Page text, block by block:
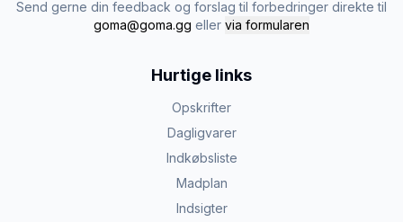
Send gerne din feedback og forslag til forbedringer direkte til
goma@goma.gg eller via formularen
Hurtige links
Opskrifter
Dagligvarer
Indkøbsliste
Madplan
Indsigter